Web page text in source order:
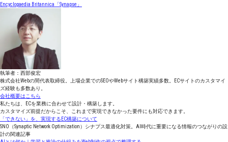
Encyclopaedia Britannica「Synapse」
執筆者：西部俊宏
株式会社Webの間代表取締役。上場企業でのSEOやWebサイト構築実績多数。ECサイトのカスタマイ
ズ経験も多数あり。
会社概要はこちら
私たちは、ECを業務に合わせて設計・構築します。
カスタマイズ前提だからこそ、これまで実現できなかった要件にも対応できます。
「できない」を、実現するEC構築について
SNO（Synaptic Network Optimization）シナプス最適化対策。AI時代に重要になる情報のつながりの設
計の関連記事